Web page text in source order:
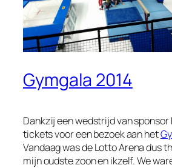
Gymgala 2014
Dankzij een wedstrijd van sponsor
tickets voor een bezoek aan het
Vandaag was de Lotto Arena dus
mijn oudste zoon en ikzelf. We